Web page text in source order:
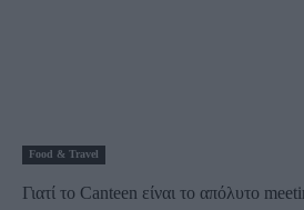
Food & Travel
Γιατί το Canteen είναι το απόλυτο